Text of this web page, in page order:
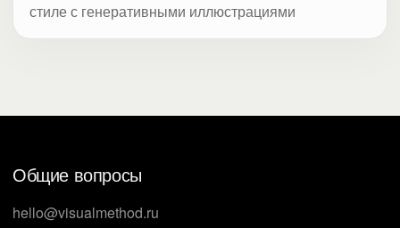
стиле с генеративными иллюстрациями
Общие вопросы
hello@visualmethod.ru